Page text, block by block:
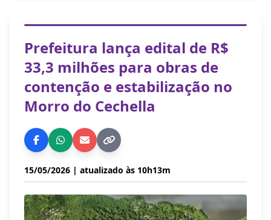
Prefeitura lança edital de R$
33,3 milhões para obras de
contenção e estabilização no
Morro do Cechella
15/05/2026 | atualizado às 10h13m